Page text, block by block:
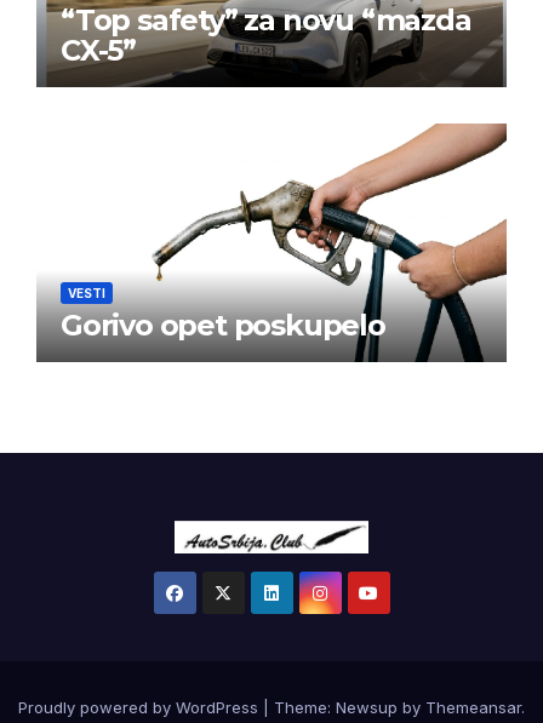
“Top safety” za novu “mazda
CX-5”
VESTI
Gorivo opet poskupelo
Proudly powered by WordPress Theme: Newsup by Themeansar.